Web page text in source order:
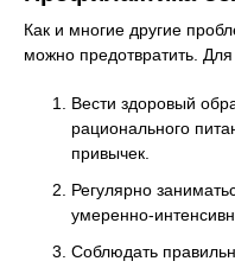
Как и многие другие
можно предотвратить. Для
Вести здоровый
рационального
привычек.
Регулярно
умеренно-
Соблюдать